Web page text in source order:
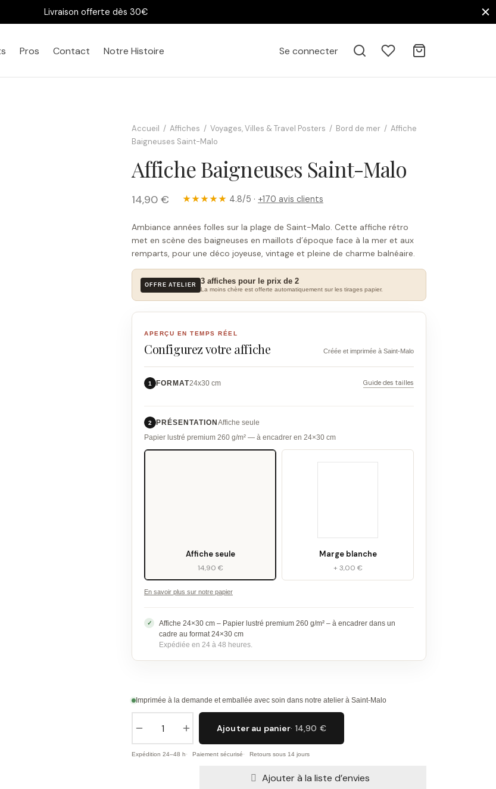
Livraison offerte dès 30€
Pros Contact Notre Histoire Se connecter
Accueil / Affiches / Voyages, Villes & Travel Posters / Bord de mer / Affiche
Baigneuses Saint-Malo
Affiche Baigneuses Saint-Malo
14,90 € ★★★★★ 4.8/5 · +170 avis clients
Ambiance années folles sur la plage de Saint-Malo. Cette affiche rétro
met en scène des baigneuses en maillots d’époque face à la mer et aux
remparts, pour une déco joyeuse, vintage et pleine de charme balnéaire.
OFFRE ATELIER 3 affiches pour le prix de 2
La moins chère est offerte automatiquement sur les tirages papier.
APERÇU EN TEMPS RÉEL
Configurez votre affiche Créée et imprimée à Saint-Malo
1 FORMAT24x30 cm Guide des tailles
2 PRÉSENTATION Affiche seule
Papier lustré premium 260 g/m² — à encadrer en 24×30 cm
Affiche seule
14,90 €
Marge blanche
+ 3,00 €
En savoir plus sur notre papier
Affiche 24×30 cm – Papier lustré premium 260 g/m² – à encadrer dans un
cadre au format 24×30 cm
Expédiée en 24 à 48 heures.
Imprimée à la demande et emballée avec soin dans notre atelier à Saint-Malo
Ajouter au panier· 14,90 €
Expédition 24–48 h Paiement sécurisé Retours sous 14 jours
Ajouter à la liste d’envies